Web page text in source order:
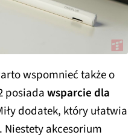
wspomnieć także o
posiadawsparcie dla
dodatek, który ułatwia
Niestety akcesorium